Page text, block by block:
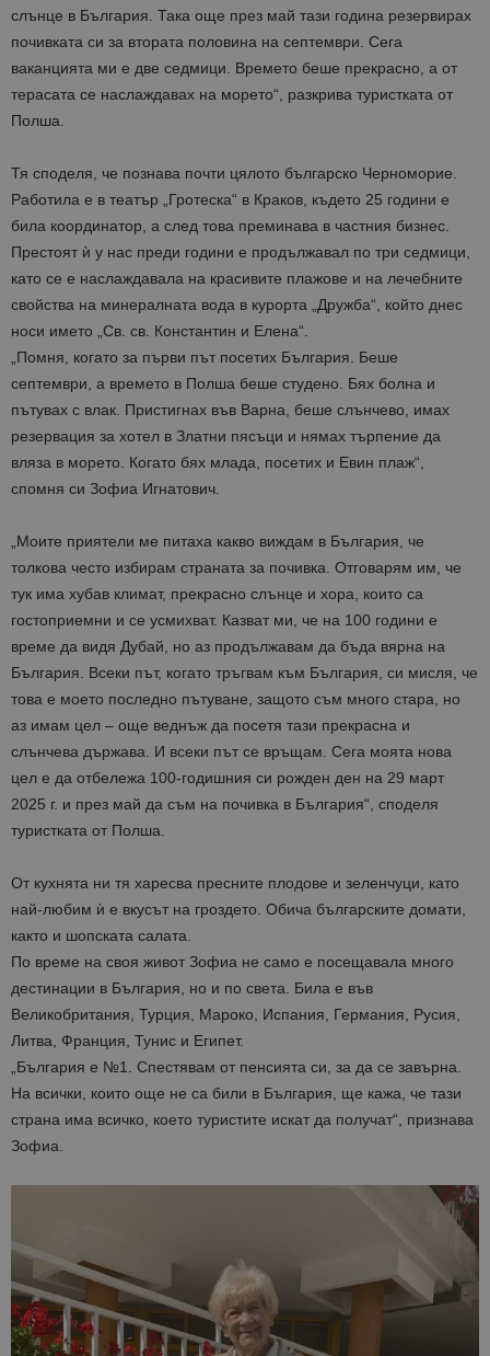
слънце в България. Така още през май тази година резервирах
почивката си за втората половина на септември. Сега
ваканцията ми е две седмици. Времето беше прекрасно, а от
терасата се наслаждавах на морето“, разкрива туристката от
Полша.
Тя споделя, че познава почти цялото българско Черноморие.
Работила е в театър „Гротеска“ в Краков, където 25 години е
била координатор, а след това преминава в частния бизнес.
Престоят ѝ у нас преди години е продължавал по три седмици,
като се е наслаждавала на красивите плажове и на лечебните
свойства на минералната вода в курорта „Дружба“, който днес
носи името „Св. св. Константин и Елена“.
„Помня, когато за първи път посетих България. Беше
септември, а времето в Полша беше студено. Бях болна и
пътувах с влак. Пристигнах във Варна, беше слънчево, имах
резервация за хотел в Златни пясъци и нямах търпение да
вляза в морето. Когато бях млада, посетих и Евин плаж“,
спомня си Зофиа Игнатович.
„Моите приятели ме питаха какво виждам в България, че
толкова често избирам страната за почивка. Отговарям им, че
тук има хубав климат, прекрасно слънце и хора, които са
гостоприемни и се усмихват. Казват ми, че на 100 години е
време да видя Дубай, но аз продължавам да бъда вярна на
България. Всеки път, когато тръгвам към България, си мисля, че
това е моето последно пътуване, защото съм много стара, но
аз имам цел – още веднъж да посетя тази прекрасна и
слънчева държава. И всеки път се връщам. Сега моята нова
цел е да отбележа 100-годишния си рожден ден на 29 март
2025 г. и през май да съм на почивка в България“, споделя
туристката от Полша.
От кухнята ни тя харесва пресните плодове и зеленчуци, като
най-любим ѝ е вкусът на гроздето. Обича българските домати,
както и шопската салата.
По време на своя живот Зофиа не само е посещавала много
дестинации в България, но и по света. Била е във
Великобритания, Турция, Мароко, Испания, Германия, Русия,
Литва, Франция, Тунис и Египет.
„България е №1. Спестявам от пенсията си, за да се завърна.
На всички, които още не са били в България, ще кажа, че тази
страна има всичко, което туристите искат да получат“, признава
Зофиа.